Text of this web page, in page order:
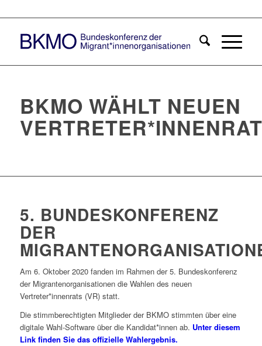
BKMO WÄHLT NEUEN
VERTRETER*INNENRAT
5. BUNDESKONFERENZ
DER
Am 6. Oktober 2020 fanden im Rahmen der 5. Bundeskonferenz
der Migrantenorganisationen die Wahlen des neuen
Vertreter*innenrats (VR) statt.
Die stimmberechtigten Mitglieder der BKMO stimmten über eine
digitale Wahl-Software über die Kandidat*innen ab. Unter diesem
Link finden Sie das offizielle Wahlergebnis.